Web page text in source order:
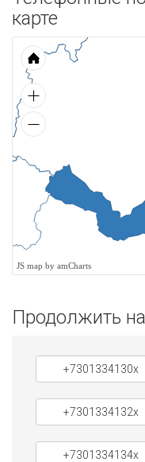
карте
JS map by amCharts
Продолжить
+7301334130x
+7301334132x
+7301334134x